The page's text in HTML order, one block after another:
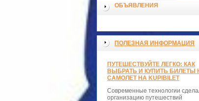
ОБЪЯВЛЕНИЯ
ПОЛЕЗНАЯ ИНФОРМАЦИЯ
ПУТЕШЕСТВУЙТЕ ЛЕГКО: КАК
ВЫБРАТЬ И КУПИТЬ БИЛЕТЫ
САМОЛЕТ НА KUPIBILET
Современные технологии
организацию путешествий